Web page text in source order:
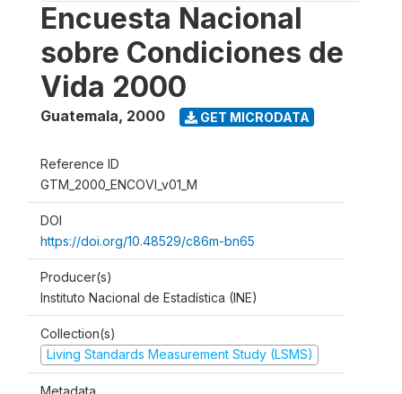
Encuesta Nacional
sobre Condiciones de
Vida 2000
Guatemala, 2000 GET MICRODATA
Reference ID
GTM_2000_ENCOVI_v01_M
DOI
https://doi.org/10.48529/c86m-bn65
Producer(s)
Instituto Nacional de Estadística (INE)
Collection(s)
Living Standards Measurement Study (LSMS)
Metadata